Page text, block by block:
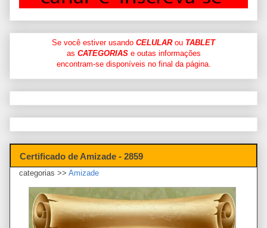
Se você estiver usando CELULARou TABLET
as CATEGORIASe outas informações
encontram-se disponíveis no final da página.
Certificado de Amizade - 2859
categorias >> Amizade